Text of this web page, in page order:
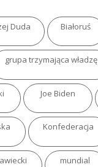
Duda Białoruś
grupa trzymająca władzę
Joe Biden
Konfederacja
mundial